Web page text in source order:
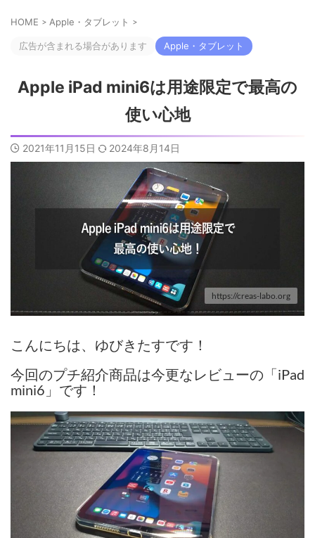
HOME > Apple・タブレット >
広告が含まれる場合があります Apple・タブレット
Apple iPad mini6は用途限定で最高の
使い心地
2021年11月15日 2024年8月14日
https://creas-labo.org
こんにちは、ゆびきたすです！
今回のプチ紹介商品は今更なレビューの「iPad
mini6」です！